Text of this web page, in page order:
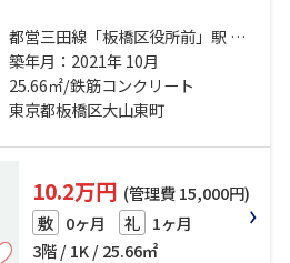
都営三田線「板橋区役所前」駅 徒
歩4分 東武東上線「大山」駅 徒歩6
分 東武東上線「下板橋」駅 徒歩14
分
築年月：2021年 10月
25.66㎡/鉄筋コンクリート
東京都板橋区大山東町
10.2万円 (管理費 15,000円)
敷 0ヶ月 礼 1ヶ月
3階 / 1K / 25.66㎡